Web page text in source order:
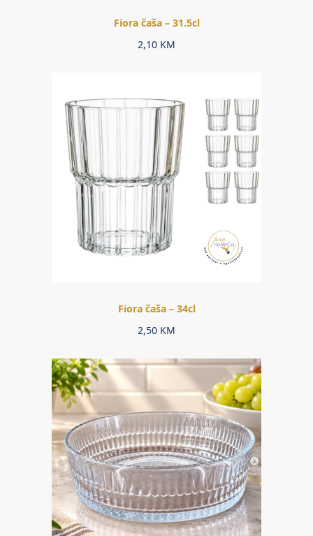
Fiora čaša – 31.5cl
2,10 KM
Fiora čaša – 34cl
2,50 KM